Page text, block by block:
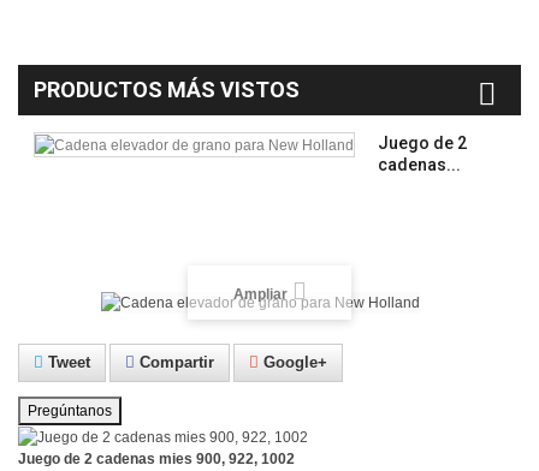
PRODUCTOS MÁS VISTOS
Juego de 2
cadenas...
Ampliar
Tweet Compartir Google+
Pregúntanos
Juego de 2 cadenas mies 900, 922, 1002